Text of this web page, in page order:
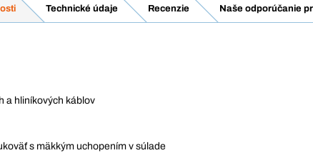
Technické údaje Recenzie Naše odporúčanie
a hliníkových káblov
s mäkkým uchopením v súlade